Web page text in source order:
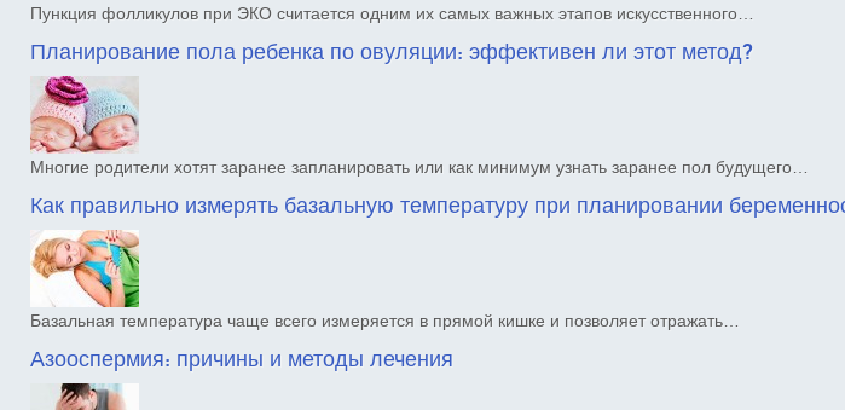
Пункция фолликулов при ЭКО считается одним их самых важных этапов искусственного…
Планирование пола ребенка по овуляции: эффективен ли этот метод?
Многие родители хотят заранее запланировать или как минимум узнать заранее пол будущего…
Как правильно измерять базальную температуру при планировании
Базальная температура чаще всего измеряется в прямой кишке и позволяет отражать…
Азооспермия: причины и методы лечения